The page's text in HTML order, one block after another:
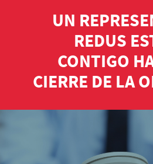
UN
REDUS
CONTIGO
CIERRE DE LA